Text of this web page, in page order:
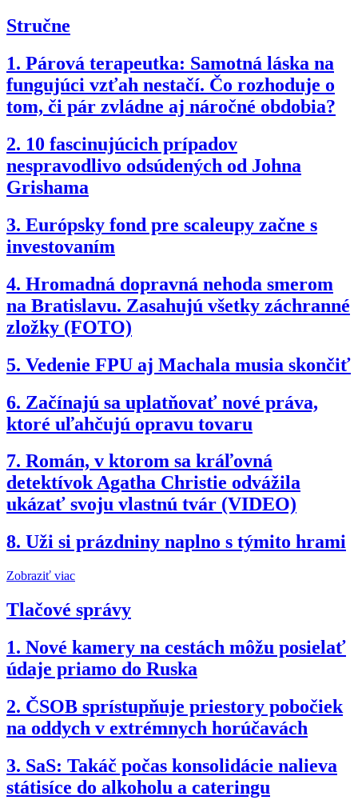
Stručne
1. Párová terapeutka: Samotná láska na
fungujúci vzťah nestačí. Čo rozhoduje o
tom, či pár zvládne aj náročné obdobia?
2. 10 fascinujúcich prípadov
nespravodlivo odsúdených od Johna
Grishama
3. Európsky fond pre scaleupy začne s
investovaním
4. Hromadná dopravná nehoda smerom
na Bratislavu. Zasahujú všetky záchranné
zložky (FOTO)
5. Vedenie FPU aj Machala musia skončiť
6. Začínajú sa uplatňovať nové práva,
ktoré uľahčujú opravu tovaru
7. Román, v ktorom sa kráľovná
detektívok Agatha Christie odvážila
ukázať svoju vlastnú tvár (VIDEO)
8. Uži si prázdniny naplno s týmito hrami
Zobraziť viac
Tlačové správy
1. Nové kamery na cestách môžu posielať
údaje priamo do Ruska
2. ČSOB sprístupňuje priestory pobočiek
na oddych v extrémnych horúčavách
3. SaS: Takáč počas konsolidácie nalieva
státisíce do alkoholu a cateringu